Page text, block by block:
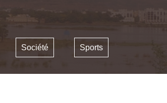
Société Sports